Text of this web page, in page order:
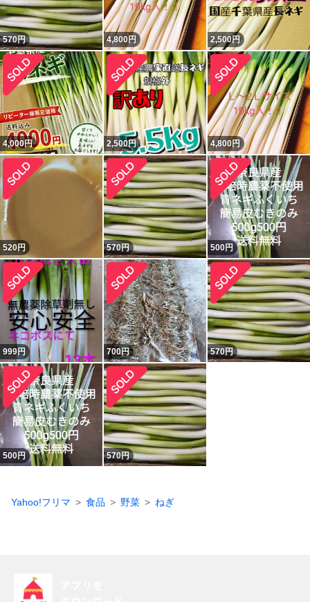
570円 4,800円 2,500円
4,000円 2,500円 4,800円
520円 570円 500円
999円 700円 570円
500円 570円
Yahoo!フリマ 食品 野菜 ねぎ